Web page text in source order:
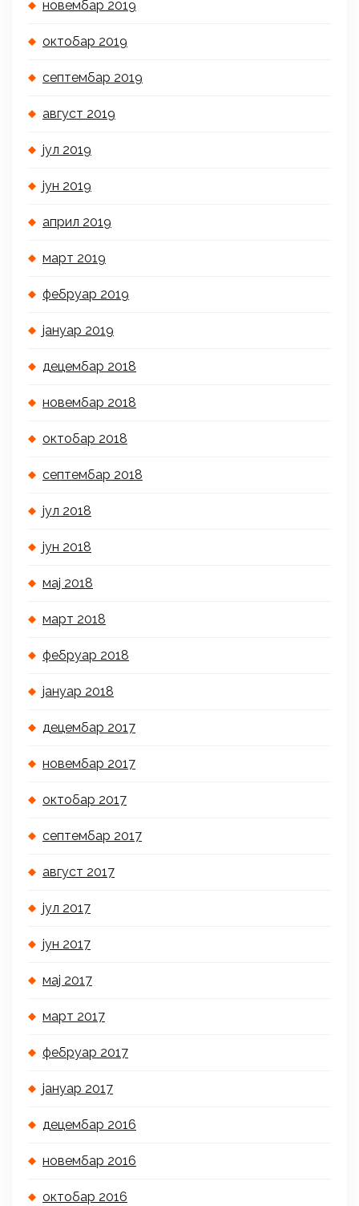
новембар 2019
октобар 2019
септембар 2019
август 2019
јул 2019
јун 2019
април 2019
март 2019
фебруар 2019
јануар 2019
децембар 2018
новембар 2018
октобар 2018
септембар 2018
јул 2018
јун 2018
мај 2018
март 2018
фебруар 2018
јануар 2018
децембар 2017
новембар 2017
октобар 2017
септембар 2017
август 2017
јул 2017
јун 2017
мај 2017
март 2017
фебруар 2017
јануар 2017
децембар 2016
новембар 2016
октобар 2016